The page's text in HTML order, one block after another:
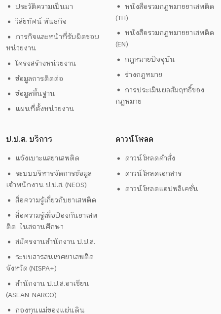
ประวัติความเป็นมา
วิสัยทัศน์ พันธกิจ
ภารกิจและหน้าที่รับผิดชอบ
หน่วยงาน
โครงสร้างหน่วยงาน
ข้อมูลการติดต่อ
ข้อมูลพื้นฐาน
แผนที่ตั้งหน่วยงาน
หนังสือรวมกฎหมายยาเสพติด
(TH)
หนังสือรวมกฎหมายยาเสพติด
(EN)
กฎหมายปัจจุบัน
ร่างกฎหมาย
การประเมินผลสัมฤทธิ์ของ
กฎหมาย
ป.ป.ส. บริการ
แจ้งเบาะแสยาเสพติด
ระบบบริหารจัดการข้อมูล
เจ้าพนักงาน ป.ป.ส. (NEOS)
สื่อความรู้เกี่ยวกับยาเสพติด
สื่อความรู้เพื่อป้องกันยาเสพ
ติด ในสถานศึกษา
สมัครงานสำนักงาน ป.ป.ส.
ระบบสารสนเทศยาเสพติด
จังหวัด (NISPA+)
สำนักงาน ป.ป.ส.อาเซียน
(ASEAN-NARCO)
กองทุนแม่ของแผ่นดิน
ดาวน์โหลด
ดาวน์โหลดคำสั่ง
ดาวน์โหลดเอกสาร
ดาวน์โหลดแอปพลิเคชั่น